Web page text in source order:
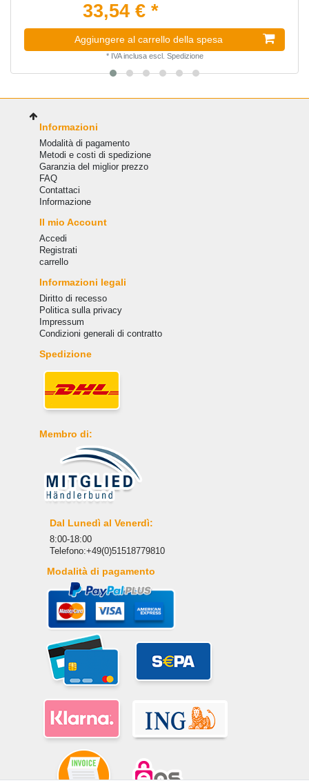
33,54 € *
Aggiungere al carrello della spesa
* IVA inclusaescl. Spedizione
Informazioni
Modalità di pagamento
Metodi e costi di spedizione
Garanzia del miglior prezzo
FAQ
Сontattaci
Informazione
Il mio Account
Accedi
Registrati
carrello
Informazioni legali
Diritto di recesso
Politica sulla privacy
Impressum
Condizioni generali di contratto
Spedizione
Membro di:
Dal Lunedì al Venerdì:
8:00-18:00
Telefono:+49(0)51518779810
Modalità di pagamento